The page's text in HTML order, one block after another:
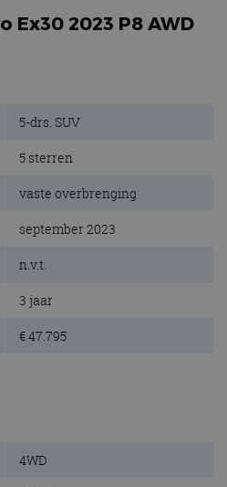
Ex30 2023 P8 AWD
5-drs. SUV
5 sterren
vaste overbrenging
september 2023
n.v.t.
3 jaar
€ 47.795
4WD